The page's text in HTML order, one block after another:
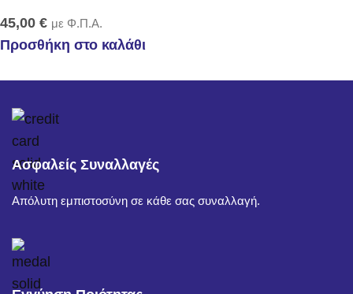
45,00 € με Φ.Π.Α.
Προσθήκη στο καλάθι
Ασφαλείς Συναλλαγές
Απόλυτη εμπιστοσύνη σε κάθε σας συναλλαγή.